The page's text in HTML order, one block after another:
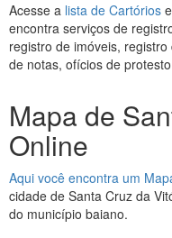
Acesse a lista de Cartórios
encontra serviços de
registro de imóveis,
de notas, ofícios de
Mapa de
Online
Aqui você encontra um
cidade de Santa Cruz da
do município baiano.